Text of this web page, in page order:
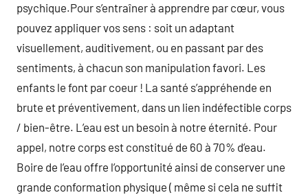
psychique.Pour s’entraîner à apprendre par cœur, vous
pouvez appliquer vos sens : soit un adaptant
visuellement, auditivement, ou en passant par des
sentiments, à chacun son manipulation favori. Les
enfants le font par coeur ! La santé s’appréhende en
brute et préventivement, dans un lien indéfectible corps
/ bien-être. L’eau est un besoin à notre éternité. Pour
appel, notre corps est constitué de 60 à 70% d’eau.
Boire de l’eau offre l’opportunité ainsi de conserver une
grande conformation physique ( même si cela ne suffit